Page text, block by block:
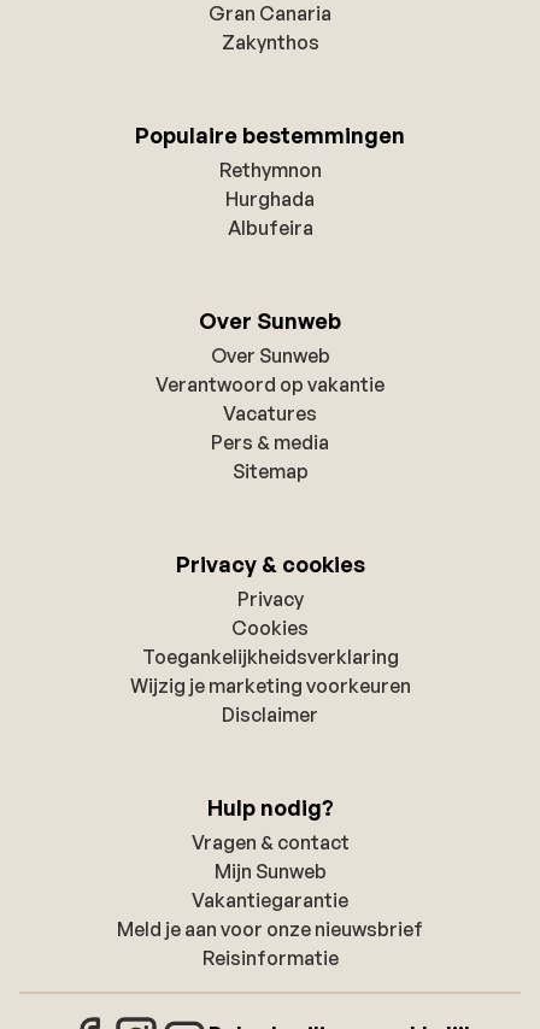
Gran Canaria
Zakynthos
Populaire bestemmingen
Rethymnon
Hurghada
Albufeira
Over Sunweb
Over Sunweb
Verantwoord op vakantie
Vacatures
Pers & media
Sitemap
Privacy & cookies
Privacy
Cookies
Toegankelijkheidsverklaring
Wijzig je marketing voorkeuren
Disclaimer
Hulp nodig?
Vragen & contact
Mijn Sunweb
Vakantiegarantie
Meld je aan voor onze nieuwsbrief
Reisinformatie